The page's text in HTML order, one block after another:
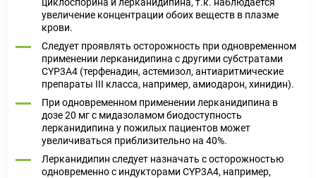
увеличение концентрации обоих веществ в плазме
крови.
Следует проявлять осторожность при одновременном
применении лерканидипина с другими субстратами
CYP3A4 (терфенадин, астемизол, антиаритмические
препараты III класса, например, амиодарон, хинидин).
При одновременном применении лерканидипина в
дозе 20 мг с мидазоламом биодоступность
лерканидипина у пожилых пациентов может
увеличиваться приблизительно на 40%.
Лерканидипин следует назначать с осторожностью
одновременно с индукторами CYP3A4, например,